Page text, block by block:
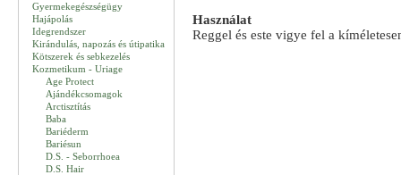
Gyermekegészségügy
Hajápolás
Idegrendszer
Kirándulás, napozás és útipatika
Kötszerek és sebkezelés
Kozmetikum - Uriage
Age Protect
Ajándékcsomagok
Arctisztítás
Baba
Bariéderm
Bariésun
D.S. - Seborrhoea
D.S. Hair
Használat
Reggel és este vigye fel a